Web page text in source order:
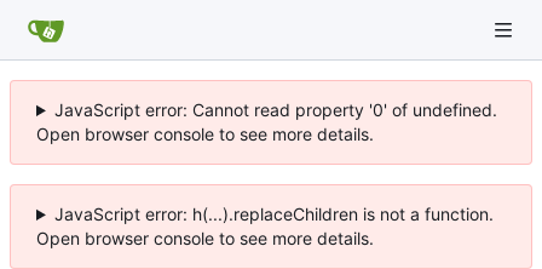
JavaScript error: Cannot read property '0' of undefined.
Open browser console to see more details.
JavaScript error: h(...).replaceChildren is not a function.
Open browser console to see more details.